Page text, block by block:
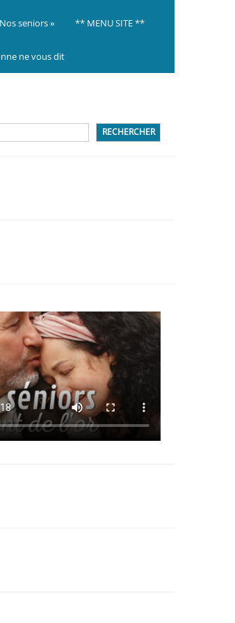
seniors » ** MENU SITE **
ne vous dit
RECHERCHER